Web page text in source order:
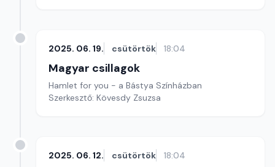
2025. 06. 19. csütörtök 18:04
Magyar csillagok
Hamlet for you - a Bástya Színházban
Szerkesztő: Kövesdy Zsuzsa
2025. 06. 12. csütörtök 18:04